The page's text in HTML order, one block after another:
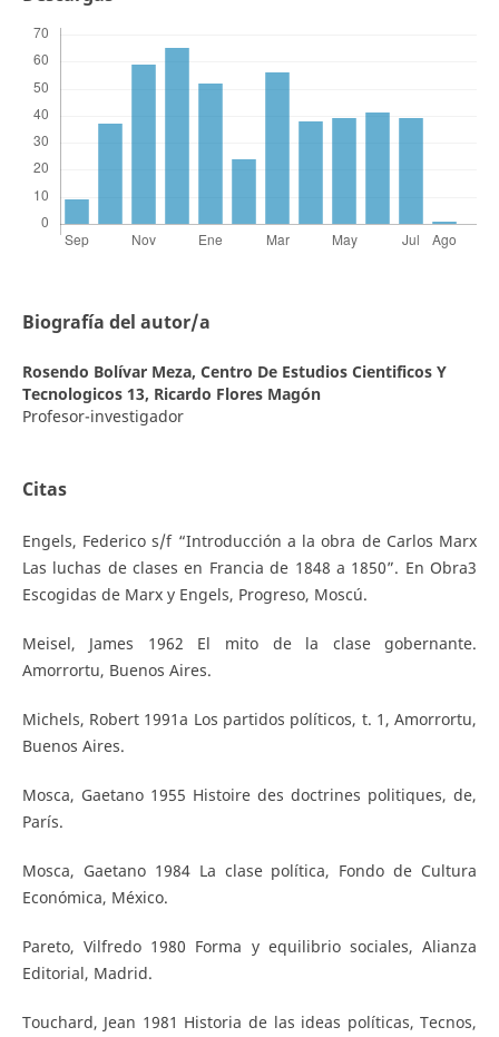
Biografía del autor/a
Rosendo Bolívar Meza, Centro De Estudios Cientificos Y
Tecnologicos 13, Ricardo Flores Magón
Profesor-investigador
Citas
Engels, Federico s/f “Introducción a la obra de Carlos Marx
Las luchas de clases en Francia de 1848 a 1850”. En Obra3
Escogidas de Marx y Engels, Progreso, Moscú.
Meisel, James 1962 El mito de la clase gobernante.
Amorrortu, Buenos Aires.
Michels, Robert 1991a Los partidos políticos, t. 1, Amorrortu,
Buenos Aires.
Mosca, Gaetano 1955 Histoire des doctrines politiques, de,
París.
Mosca, Gaetano 1984 La clase política, Fondo de Cultura
Económica, México.
Pareto, Vilfredo 1980 Forma y equilibrio sociales, Alianza
Editorial, Madrid.
Touchard, Jean 1981 Historia de las ideas políticas, Tecnos,